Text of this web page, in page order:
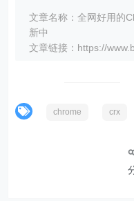
文章名称：全网好用的
新中
文章链接：https://
chrome crx